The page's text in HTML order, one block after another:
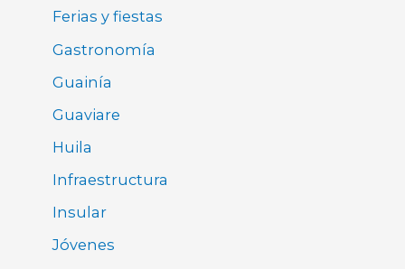
Ferias y fiestas
Gastronomía
Guainía
Guaviare
Huila
Infraestructura
Insular
Jóvenes